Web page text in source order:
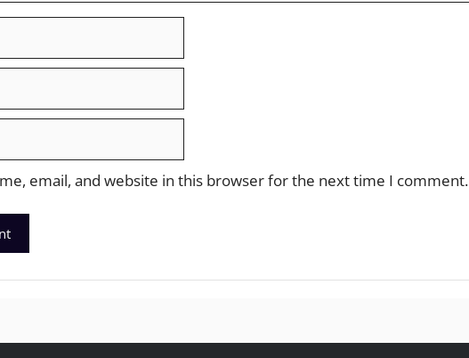
email, and website in this browser for the next time I comment.